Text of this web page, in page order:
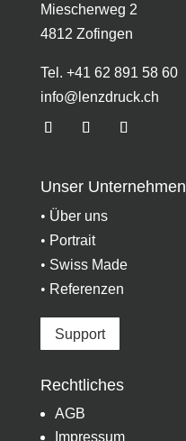
Miescherweg 2
4812 Zofingen
Tel. +41 62 891 58 60
info@lenzdruck.ch
Unser Unternehmen
• Über uns
• Portrait
• Swiss Made
• Referenzen
Support
Rechtliches
AGB
Impressum